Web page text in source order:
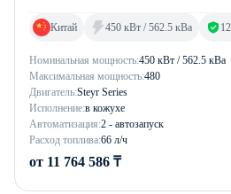
Номинальная мощность:450 кВт / 562.5 кВа
Максимальная мощность:480
Двигатель:Steyr Series
Исполнение:в кожухе
Автоматизация:2 - автозапуск
Расход топлива:66 л/ч
Китай 450 кВт / 562.5 кВа
от 11 764 586 ₸